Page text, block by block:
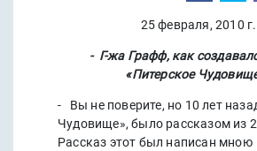
25 февраля, 2010 г.
- Г-жа Графф, как
«Питерское
- Вы не поверите, но 10 лет
Чудовище», было рассказом из
Рассказ этот был написан мною